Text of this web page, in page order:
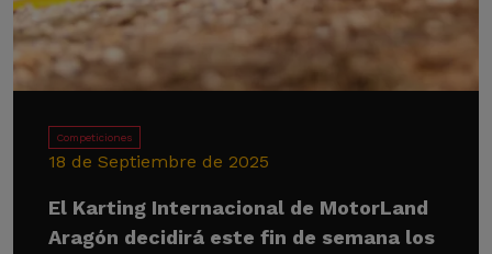
Competiciones
18 de Septiembre de 2025
El Karting Internacional de MotorLand
Aragón decidirá este fin de semana los